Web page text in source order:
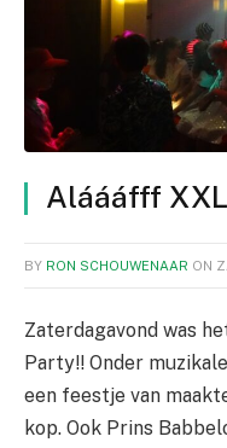
Aláááfff
BY RON SCHOUWENAAR ON
Zaterdagavond was
Party!! Onder
een feestje van
kop. Ook Prins